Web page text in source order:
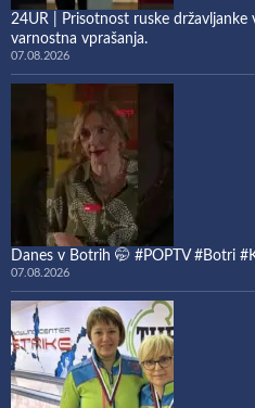
24UR | Prisotnost ruske državljanke
varnostna vprašanja.
07.08.2026
Danes v Botrih 🤭 #POPTV #Botri
07.08.2026